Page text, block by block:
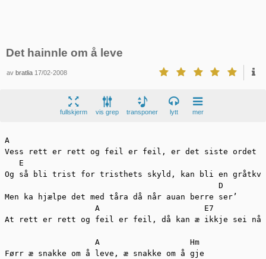
Det hainnle om å leve
avbratlia 17/02-2008
fullskjerm vis grep transponer lytt mer
A
Vess rett er rett og feil er feil, er det siste ordet
E
Og så bli trist for tristhets skyld, kan bli en gråtkvalt
                                             D
Men ka hjælpe det med tåra då når auan berre ser’
A                      E7
At rett er rett og feil er feil, då kan æ ikkje sei nå’
                   A                   Hm
Førr æ snakke om å leve, æ snakke om å gje